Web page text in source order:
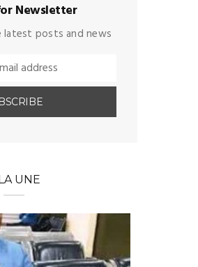
Newsletter
latest posts and news
UNE